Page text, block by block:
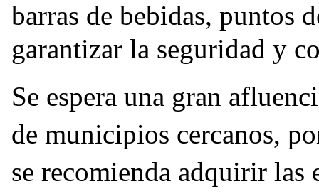
barras de bebidas, puntos
garantizar la seguridad y
Se espera una gran
de municipios cercanos,
se recomienda adquirir